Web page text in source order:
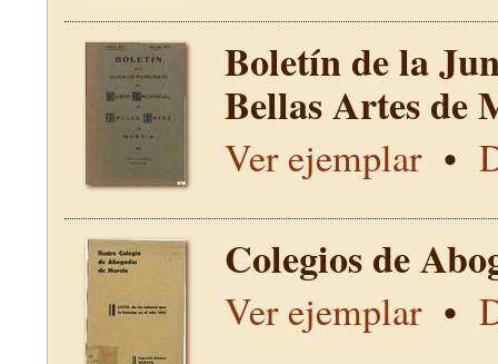
Boletín de la
Bellas Artes
Ver ejemplar•
Colegios de
Ver ejemplar•